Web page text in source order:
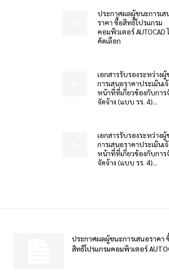
ประกาศผลผู้ชนะการเส
ราคา ซื้อสิทธิโปรแกรม
คอมพิวเตอร์ AUTOCAD
คัดเลือก
เอกสารรับรองระหว่าง
การเสนอราคาประเมินเ
หน้าที่ที่เกี่ยวข้องกับการ
จัดจ้าง (แบบ รร. 4)...
เอกสารรับรองระหว่าง
การเสนอราคาประเมินเ
หน้าที่ที่เกี่ยวข้องกับการ
จัดจ้าง (แบบ รร. 4)...
ประกาศผลผู้ชนะการเสนอราคา
สิทธิโปรแกรมคอมพิวเตอร์